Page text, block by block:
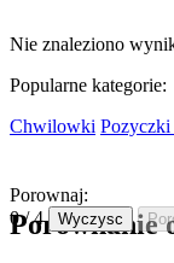
Nie znaleziono
Popularne kategorie:
Chwilowki Pozyczki
Porownaj:
0 / 4
Wyczysc
Porownanie